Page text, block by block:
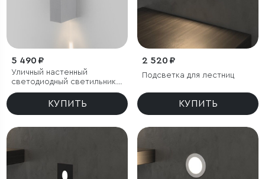
5 490 ₽
Уличный настенный
светодиодный светильник
Blaze LED IP65
КУПИТЬ
2 520 ₽
Подсветка для лестниц
КУПИТЬ